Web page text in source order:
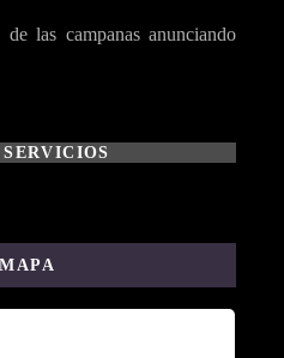
las campanas anunciando